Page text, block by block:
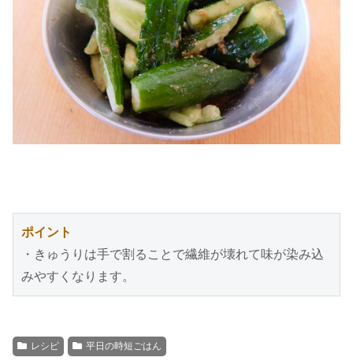
ポイント
・きゅうりは手で割ることで繊維が壊れて味が染み込
みやすくなります。
レシピ 平日の時短ごはん